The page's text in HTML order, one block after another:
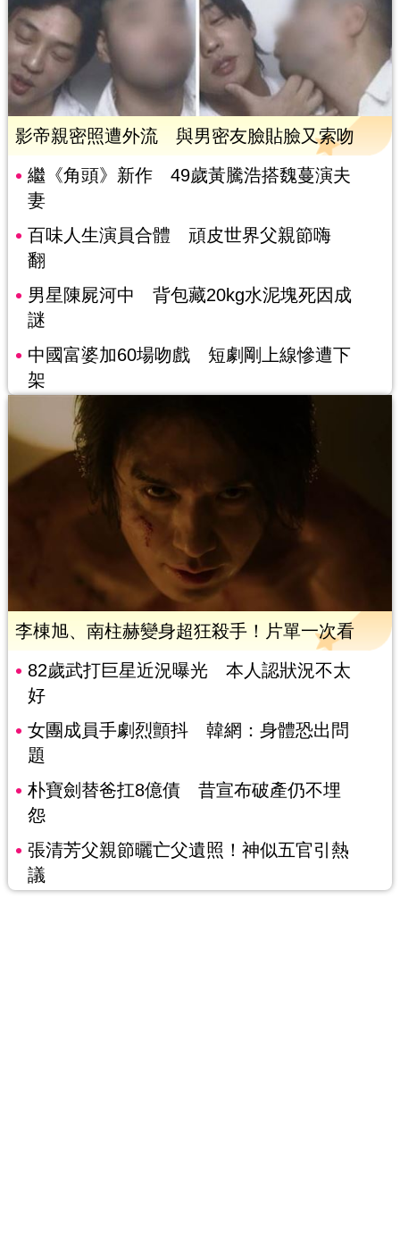
影帝親密照遭外流 與男密友臉貼臉又索吻
繼《角頭》新作 49歲黃騰浩搭魏蔓演夫
妻
百味人生演員合體 頑皮世界父親節嗨
翻
男星陳屍河中 背包藏20kg水泥塊死因成
謎
中國富婆加60場吻戲 短劇剛上線慘遭下
架
李棟旭、南柱赫變身超狂殺手！片單一次看
82歲武打巨星近況曝光 本人認狀況不太
好
女團成員手劇烈顫抖 韓網：身體恐出問
題
朴寶劍替爸扛8億債 昔宣布破產仍不埋
怨
張清芳父親節曬亡父遺照！神似五官引熱
議